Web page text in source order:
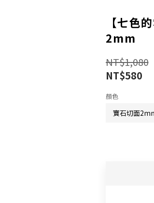
【七色
2mm
NT$1,080
NT$580
顏色